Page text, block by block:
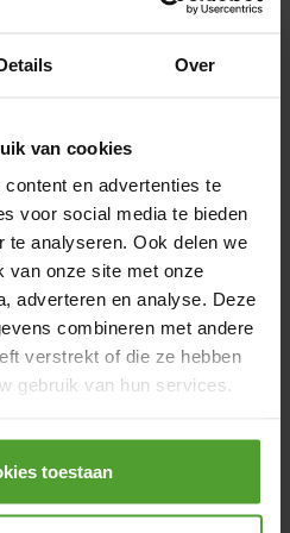
Over
van cookies
en advertenties te
voor social media te bieden
te analyseren. Ook delen we
van onze site met onze
adverteren en analyse. Deze
combineren met andere
verstrekt of die ze hebben
gebruik van hun services.
weigeren” te klikken, kunt
te weigeren, behalve de
noodzakelijke cookies zijn
toestaan
. Dit zijn winkels
dan weer gratis en voor niets
je dan mooi aan de
geld: Wees